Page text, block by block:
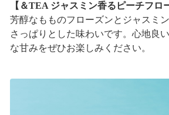
【＆TEA ジャスミン香るピーチフロ
芳醇なもものフローズンとジャスミ
さっぱりとした味わいです。心地良
な甘みをぜひお楽しみください。